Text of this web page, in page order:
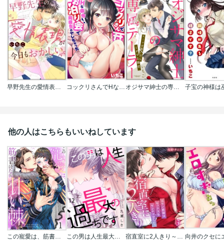
他の人はこちらもいいねしています
この寵愛は、筋書にない甘い棘。【TL悪役令嬢Story】 この男は人生最大の過ちです【描き下ろしおまけ付き特装版】 宿直室に2人きり～元ヤン教師はセックスもヤンチャでした｡